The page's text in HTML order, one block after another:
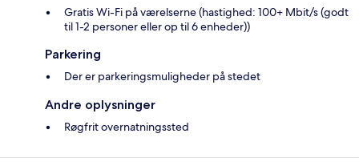
Gratis Wi-Fi på værelserne (hastighed: 100+ Mbit/s (godt
til 1-2 personer eller op til 6 enheder))
Parkering
Der er parkeringsmuligheder på stedet
Andre oplysninger
Røgfrit overnatningssted